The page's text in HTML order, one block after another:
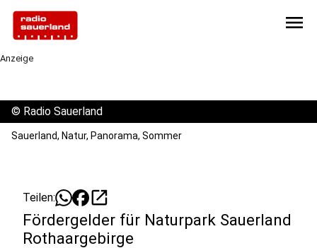
menu
Anzeige
© Radio Sauerland
Sauerland, Natur, Panorama, Sommer
Teilen: open_in_new
Fördergelder für Naturpark Sauerland
Rothaargebirge